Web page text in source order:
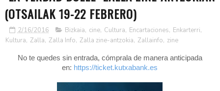
(OTSAILAK 19-22 FEBRERO)
2/16/2016 Bizkaia, cine, Cultura, Encartaciones, Enkarterri,
Kultura, Zalla, Zalla Info, Zalla zine-antzokia, Zallainfo, zine
No te quedes sin entrada, cómprala de manera anticipada
en: https://ticket.kutxabank.es